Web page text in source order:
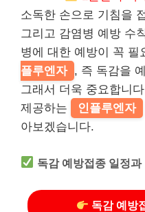
소독한 손으로 기침을
그리고 감염병 예방 수
병에 대한 예방이 꼭 필
플루엔자 , 즉 독감을
그래서 더욱 중요합니
제공하는
인플루엔자
아보겠습니다.
독감 예방접종 일정과
독감 예방